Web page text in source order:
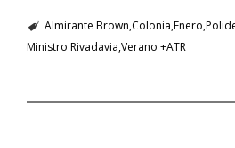
Almirante Brown Colonia Enero
Ministro Rivadavia Verano +ATR